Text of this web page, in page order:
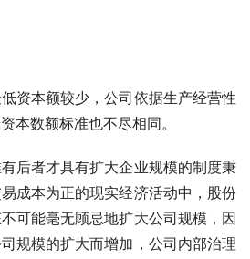
资本额较少，公司依据生产经营性
本数额标准也不尽相同。
后者才具有扩大企业规模的制度秉
成本为正的现实经济活动中，股份
可能毫无顾忌地扩大公司规模，因
规模的扩大而增加，公司内部治理